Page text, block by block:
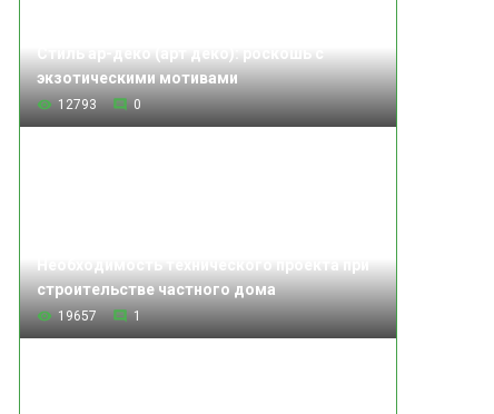
экзотическими мотивами
12793 0
строительстве частного дома
19657 1